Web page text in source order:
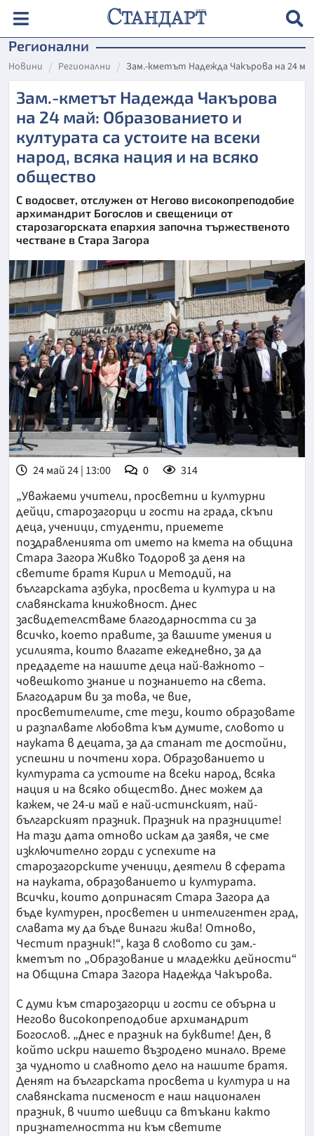
Регионални
Новини Регионални Зам.-кметът Надежда Чакърова на 24
Зам.-кметът Надежда Чакърова
на 24 май: Образованието и
културата са устоите на всеки
народ, всяка нация и на всяко
общество
С водосвет, отслужен от Негово високопреподобие
архимандрит Богослов и свещеници от
старозагорската епархия започна тържественото
честване в Стара Загора
24 май 24 | 13:00 0 314
„Уважаеми учители, просветни и културни
дейци, старозагорци и гости на града, скъпи
деца, ученици, студенти, приемете
поздравленията от името на кмета на община
Стара Загора Живко Тодоров за деня на
светите братя Кирил и Методий, на
българската азбука, просвета и култура и на
славянската книжовност. Днес
засвидетелстваме благодарността си за
всичко, което правите, за вашите умения и
усилията, които влагате ежедневно, за да
предадете на нашите деца най-важното –
човешкото знание и познанието на света.
Благодарим ви за това, че вие,
просветителите, сте тези, които образовате
и разпалвате любовта към думите, словото и
науката в децата, за да станат те достойни,
успешни и почтени хора. Образованието и
културата са устоите на всеки народ, всяка
нация и на всяко общество. Днес можем да
кажем, че 24-и май е най-истинският, най-
българският празник. Празник на празниците!
На тази дата отново искам да заявя, че сме
изключително горди с успехите на
старозагорските ученици, деятели в сферата
на науката, образованието и културата.
Всички, които допринасят Стара Загора да
бъде културен, просветен и интелигентен град,
славата му да бъде винаги жива! Отново,
Честит празник!“, каза в словото си зам.-
кметът по „Образование и младежки дейности“
на Община Стара Загора Надежда Чакърова.
С думи към старозагорци и гости се обърна и
Негово високопреподобие архимандрит
Богослов. „Днес е празник на буквите! Ден, в
който искри нашето възродено минало. Време
за чудното и славното дело на нашите братя.
Денят на българската просвета и култура и на
славянската писменост е наш национален
празник, в чиито шевици са втъкани както
признателността ни към светите